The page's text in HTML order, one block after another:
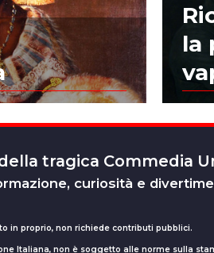
la
tragica Commedia
curiosità e
in proprio, non richiede contributi pubblici.
Italiana, non è soggetto alle norme sulla